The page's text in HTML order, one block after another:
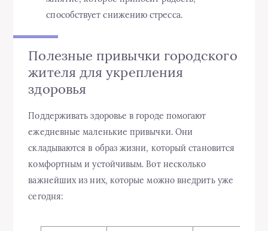
способствует снижению стресса.
Полезные привычки городского
жителя для укрепления
здоровья
Поддерживать здоровье в городе помогают
ежедневные маленькие привычки. Они
складываются в образ жизни, который становится
комфортным и устойчивым. Вот несколько
важнейших из них, которые можно внедрить уже
сегодня: